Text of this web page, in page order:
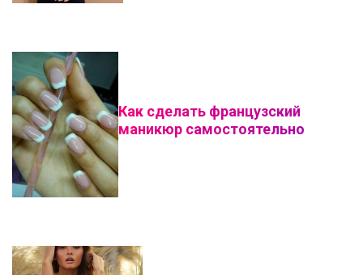
Как сделать французский
маникюр самостоятельно